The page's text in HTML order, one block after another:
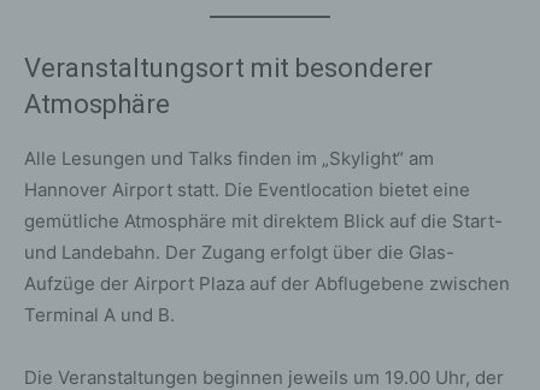
Veranstaltungsort mit besonderer
Atmosphäre
Alle Lesungen und Talks finden im „Skylight“ am
Hannover Airport statt. Die Eventlocation bietet eine
gemütliche Atmosphäre mit direktem Blick auf die Start-
und Landebahn. Der Zugang erfolgt über die Glas-
Aufzüge der Airport Plaza auf der Abflugebene zwischen
Terminal A und B.
Die Veranstaltungen beginnen jeweils um 19.00 Uhr, der